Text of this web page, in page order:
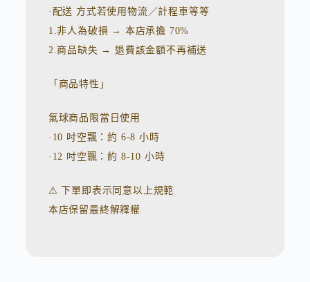
·配送 方式若使用物流／計程車等等
1.非人為破損 → 本店承擔 70%
2.商品缺失 → 退費該金額不再補送
「商品特性」
氣球商品限當日使用
·10 吋空飄：約 6-8 小時
·12 吋空飄：約 8-10 小時
⚠️ 下單即表示同意以上規範
本店保留最終解釋權